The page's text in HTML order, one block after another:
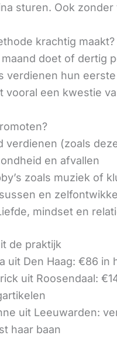
sturen. Ook
krachtig
doet of dertig
verdienen hun
vooral een kwestie
verdienen (zoals
en afvallen
zoals muziek of
en
mindset en
de praktijk
uit Den Haag: €86 in
uit Roosendaal:
uit Leeuwarden:
haar baan